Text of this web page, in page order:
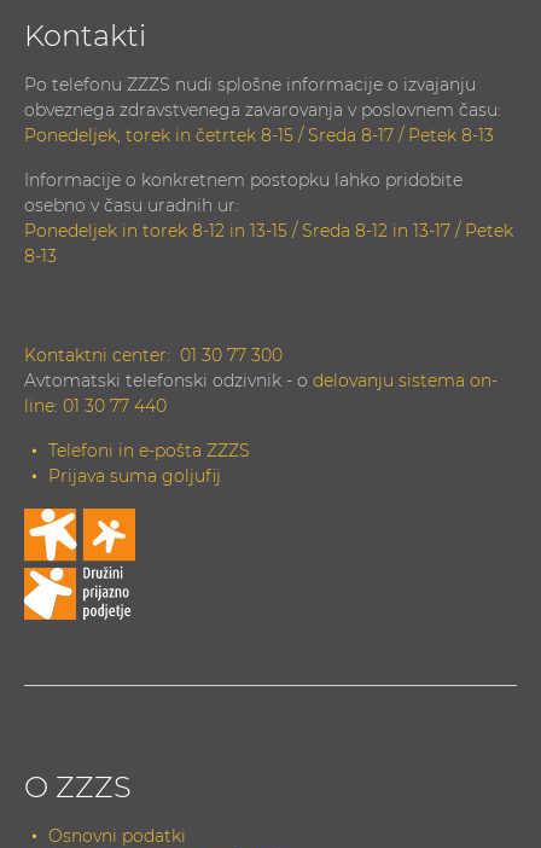
Kontakti
Po telefonu ZZZS nudi splošne informacije o izvajanju
obveznega zdravstvenega zavarovanja v poslovnem času:
Ponedeljek, torek in četrtek 8-15 / Sreda 8-17 / Petek 8-13
Informacije o konkretnem postopku lahko pridobite
osebno v času uradnih ur:
Ponedeljek in torek 8-12 in 13-15 / Sreda 8-12 in 13-17 / Petek
8-13
Kontaktni center: 01 30 77 300
Avtomatski telefonski odzivnik - o delovanju sistema on-
line: 01 30 77 440
Telefoni in e-pošta ZZZS
Prijava suma goljufij
O ZZZS
Osnovni podatki